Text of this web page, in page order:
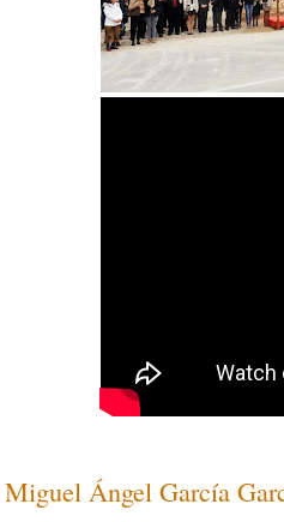
Miguel Ángel García